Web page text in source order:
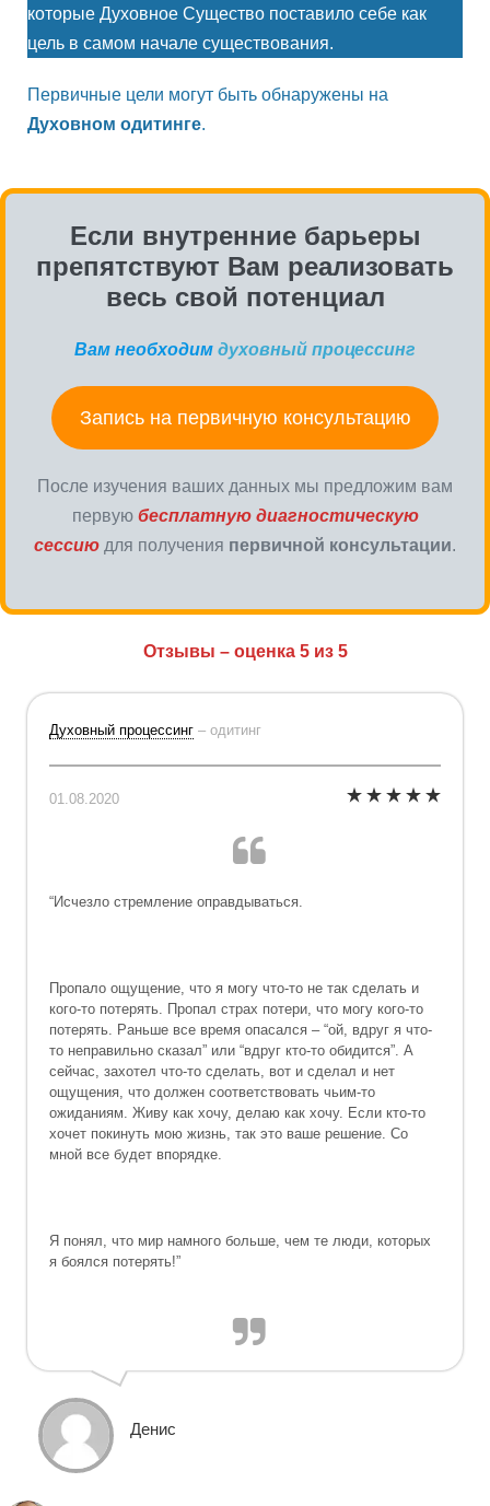
которые Духовное Существо поставило себе как
цель в самом начале существования.
Первичные цели могут быть обнаружены на
Духовном одитинге.
Если внутренние барьеры
препятствуют Вам реализовать
весь свой потенциал
Вам необходим духовный процессинг
Запись на первичную консультацию
После изучения ваших данных мы предложим вам
первую бесплатную диагностическую
сессию для получения первичной консультации.
Отзывы – оценка 5 из 5
Духовный процессинг – одитинг
01.08.2020
“Исчезло стремление оправдываться.
Пропало ощущение, что я могу что-то не так сделать и
кого-то потерять. Пропал страх потери, что могу кого-то
потерять. Раньше все время опасался – “ой, вдруг я что-
то неправильно сказал” или “вдруг кто-то обидится”. А
сейчас, захотел что-то сделать, вот и сделал и нет
ощущения, что должен соответствовать чьим-то
ожиданиям. Живу как хочу, делаю как хочу. Если кто-то
хочет покинуть мою жизнь, так это ваше решение. Со
мной все будет впорядке.
Я понял, что мир намного больше, чем те люди, которых
я боялся потерять!”
Денис